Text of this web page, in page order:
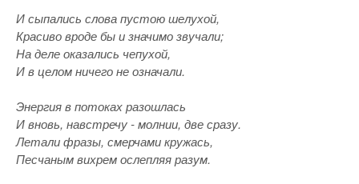
И сыпались слова пустою шелухой,
Красиво вроде бы и значимо звучали;
На деле оказались чепухой,
И в целом ничего не означали.
Энергия в потоках разошлась
И вновь, навстречу - молнии, две сразу.
Летали фразы, смерчами кружась,
Песчаным вихрем ослепляя разум.